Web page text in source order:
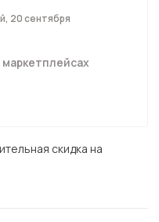
20 сентября
скидка на